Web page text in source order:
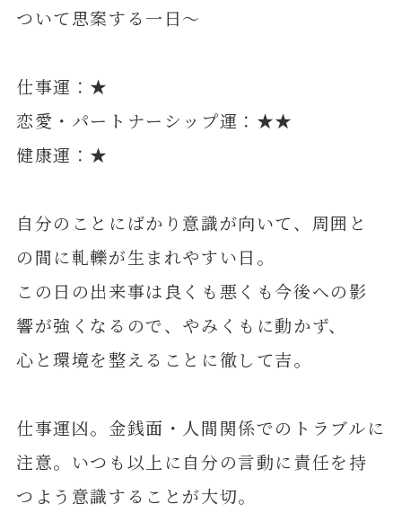
ついて思案する一日～
仕事運：★
恋愛・パートナーシップ運：★★
健康運：★
自分のことにばかり意識が向いて、周囲と
の間に軋轢が生まれやすい日。
この日の出来事は良くも悪くも今後への影
響が強くなるので、やみくもに動かず、
心と環境を整えることに徹して吉。
仕事運凶。金銭面・人間関係でのトラブルに
注意。いつも以上に自分の言動に責任を持
つよう意識することが大切。